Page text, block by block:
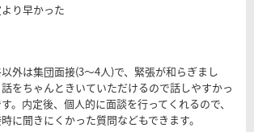
り早かった
外は集団面接(3～4人)で、緊張が和らぎまし
をちゃんときいていただけるので話しやすかっ
。内定後、個人的に面談を行ってくれるので、
に聞きにくかった質問などもできます。